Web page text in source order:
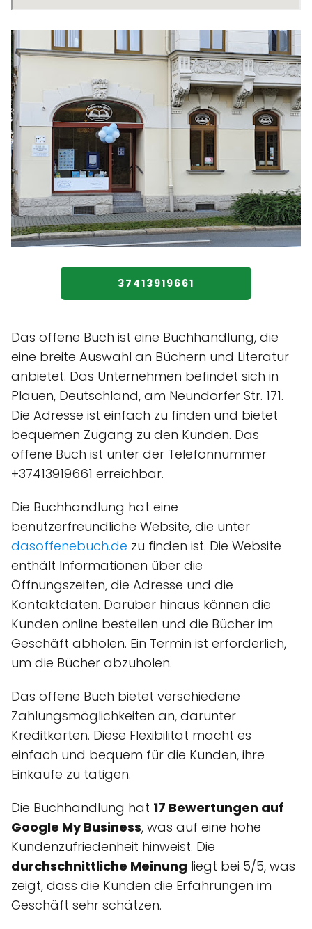
37413919661
Das offene Buch ist eine Buchhandlung, die
eine breite Auswahl an Büchern und Literatur
anbietet. Das Unternehmen befindet sich in
Plauen, Deutschland, am Neundorfer Str. 171.
Die Adresse ist einfach zu finden und bietet
bequemen Zugang zu den Kunden. Das
offene Buch ist unter der Telefonnummer
+37413919661 erreichbar.
Die Buchhandlung hat eine
benutzerfreundliche Website, die unter
dasoffenebuch.de zu finden ist. Die Website
enthält Informationen über die
Öffnungszeiten, die Adresse und die
Kontaktdaten. Darüber hinaus können die
Kunden online bestellen und die Bücher im
Geschäft abholen. Ein Termin ist erforderlich,
um die Bücher abzuholen.
Das offene Buch bietet verschiedene
Zahlungsmöglichkeiten an, darunter
Kreditkarten. Diese Flexibilität macht es
einfach und bequem für die Kunden, ihre
Einkäufe zu tätigen.
Die Buchhandlung hat 17 Bewertungen auf
Google My Business, was auf eine hohe
Kundenzufriedenheit hinweist. Die
durchschnittliche Meinung liegt bei 5/5, was
zeigt, dass die Kunden die Erfahrungen im
Geschäft sehr schätzen.